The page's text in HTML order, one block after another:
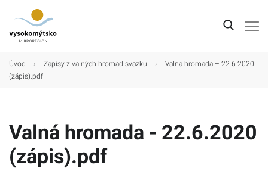
Úvod › Zápisy z valných hromad svazku ›
Valná hromada – 22.6.2020
(zápis).pdf
Valná hromada - 22.6.2020
(zápis).pdf
Úvod
Mikroregion
Turistické cíle
Kultura